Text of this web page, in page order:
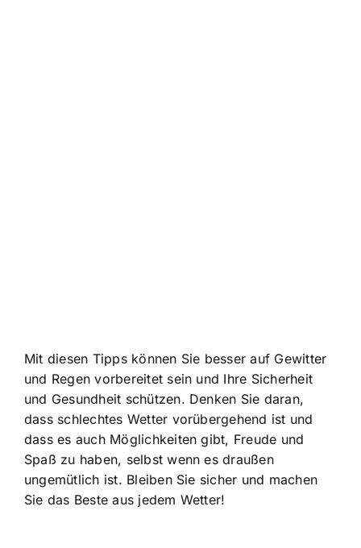
Mit diesen Tipps können Sie besser auf Gewitter
und Regen vorbereitet sein und Ihre Sicherheit
und Gesundheit schützen. Denken Sie daran,
dass schlechtes Wetter vorübergehend ist und
dass es auch Möglichkeiten gibt, Freude und
Spaß zu haben, selbst wenn es draußen
ungemütlich ist. Bleiben Sie sicher und machen
Sie das Beste aus jedem Wetter!